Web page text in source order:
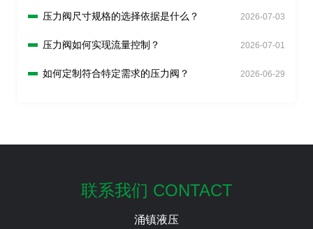
压力阀尺寸规格的选择依据是什么？ 2026-07-03
压力阀如何实现流量控制？ 2026-07-01
如何定制符合特定需求的压力阀？ 2026-06-29
联系我们 CONTACT
涌镇液压